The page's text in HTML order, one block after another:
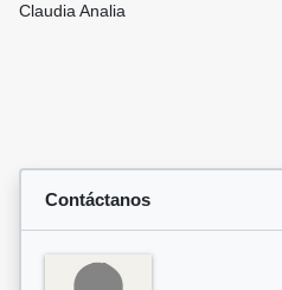
Claudia Analia
Contáctanos